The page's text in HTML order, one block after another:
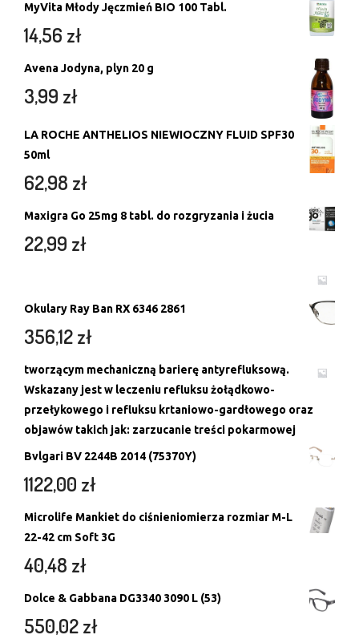
MyVita Młody Jęczmień BIO 100 Tabl.
14,56 zł
Avena Jodyna, plyn 20 g
3,99 zł
LA ROCHE ANTHELIOS NIEWIOCZNY FLUID SPF30
50ml
62,98 zł
Maxigra Go 25mg 8 tabl. do rozgryzania i żucia
22,99 zł
Okulary Ray Ban RX 6346 2861
356,12zł
tworzącym mechaniczną barierę antyrefluksową.
Wskazany jest w leczeniu refluksu żołądkowo-
przełykowego i refluksu krtaniowo-gardłowego oraz
objawów takich jak: zarzucanie treści pokarmowej
Bvlgari BV 2244B 2014 (75370Y)
1122,00 zł
Microlife Mankiet do ciśnieniomierza rozmiar M-L
22-42 cm Soft 3G
40,48 zł
Dolce & Gabbana DG3340 3090 L (53)
550,02zł